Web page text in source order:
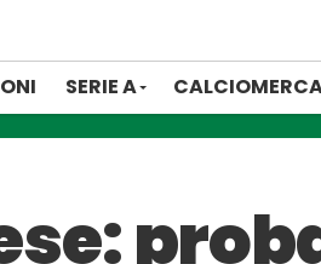
SERIE A